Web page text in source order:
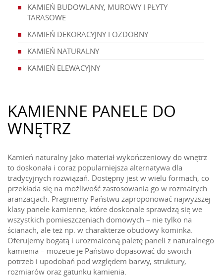
KAMIEŃ BUDOWLANY, MUROWY I PŁYTY
TARASOWE
KAMIEŃ DEKORACYJNY I OZDOBNY
KAMIEŃ NATURALNY
KAMIEŃ ELEWACYJNY
KAMIENNE PANELE DO
WNĘTRZ
Kamień naturalny jako materiał wykończeniowy do wnętrz
to doskonała i coraz popularniejsza alternatywa dla
tradycyjnych rozwiązań. Dostępny jest w wielu formach, co
przekłada się na możliwość zastosowania go w rozmaitych
aranżacjach. Pragniemy Państwu zaproponować najwyższej
klasy panele kamienne, które doskonale sprawdzą się we
wszystkich pomieszczeniach domowych – nie tylko na
ścianach, ale też np. w charakterze obudowy kominka.
Oferujemy bogatą i urozmaiconą paletę paneli z naturalnego
kamienia – możecie je Państwo dopasować do swoich
potrzeb i upodobań pod względem barwy, struktury,
rozmiarów oraz gatunku kamienia.